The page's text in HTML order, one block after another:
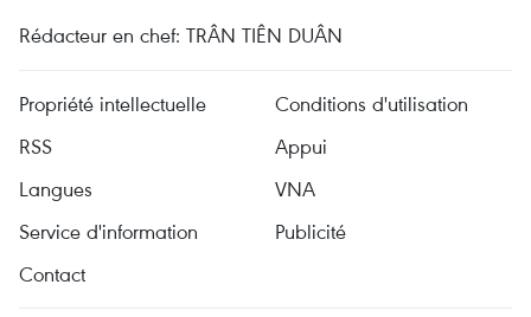
Rédacteur en chef: TRÂN TIÊN DUÂN
Propriété intellectuelle
Conditions d'utilisation
RSS
Appui
Langues
VNA
Service d'information
Publicité
Contact